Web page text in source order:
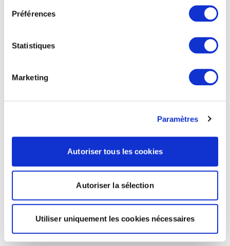
Préférences
Statistiques
Marketing
Paramètres
Autoriser tous les cookies
Autoriser la sélection
Utiliser uniquement les cookies nécessaires